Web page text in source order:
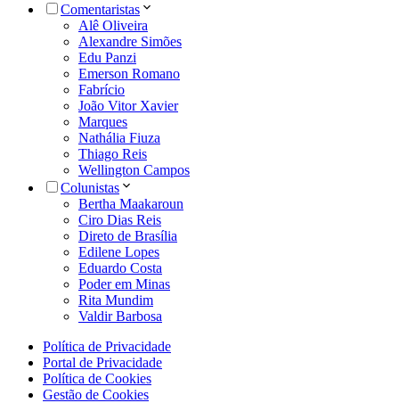
Comentaristas
Alê Oliveira
Alexandre Simões
Edu Panzi
Emerson Romano
Fabrício
João Vitor Xavier
Marques
Nathália Fiuza
Thiago Reis
Wellington Campos
Colunistas
Bertha Maakaroun
Ciro Dias Reis
Direto de Brasília
Edilene Lopes
Eduardo Costa
Poder em Minas
Rita Mundim
Valdir Barbosa
Política de Privacidade
Portal de Privacidade
Política de Cookies
Gestão de Cookies